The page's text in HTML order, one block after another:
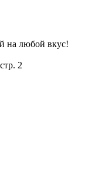
на любой вкус!
2